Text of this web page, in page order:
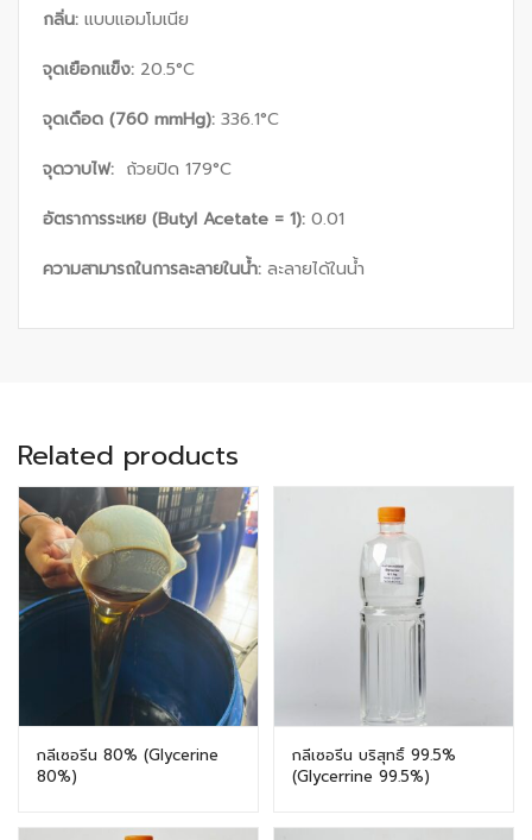
กลิ่น: แบบแอมโมเนีย
จุดเยือกแข็ง: 20.5°C
จุดเดือด (760 mmHg): 336.1°C
จุดวาบไฟ: ถ้วยปิด 179°C
อัตราการระเหย (Butyl Acetate = 1): 0.01
ความสามารถในการละลายในน้ำ: ละลายได้ในน้ำ
Related products
กลีเซอรีน 80% (Glycerine
80%)
กลีเซอรีน บริสุทธิ์ 99.5%
(Glycerrine 99.5%)